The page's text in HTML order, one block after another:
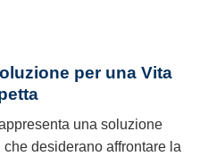
per una Vita
una soluzione
desiderano affrontare la